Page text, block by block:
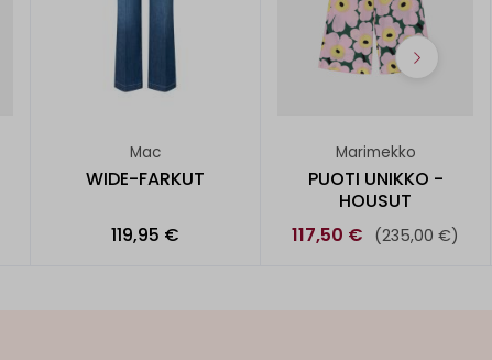
Mac
WIDE-FARKUT
119,95 €
Marimekko
PUOTI UNIKKO -
HOUSUT
117,50 € (235,00 €)